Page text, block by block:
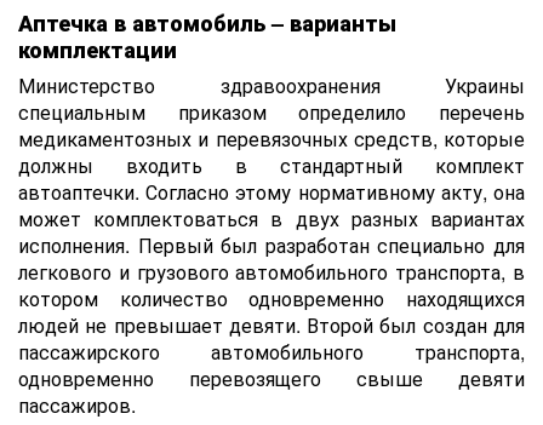
Аптечка в автомобиль – варианты
комплектации
Министерство здравоохранения Украины
специальным приказом определило перечень
медикаментозных и перевязочных средств, которые
должны входить в стандартный комплект
автоаптечки. Согласно этому нормативному акту, она
может комплектоваться в двух разных вариантах
исполнения. Первый был разработан специально для
легкового и грузового автомобильного транспорта, в
котором количество одновременно находящихся
людей не превышает девяти. Второй был создан для
пассажирского автомобильного транспорта,
одновременно перевозящего свыше девяти
пассажиров.